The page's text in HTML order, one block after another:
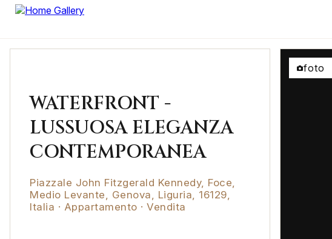
WATERFRONT -
LUSSUOSA ELEGANZA
CONTEMPORANEA
Piazzale John Fitzgerald Kennedy, Foce,
Medio Levante, Genova, Liguria, 16129,
Italia · Appartamento · Vendita
foto